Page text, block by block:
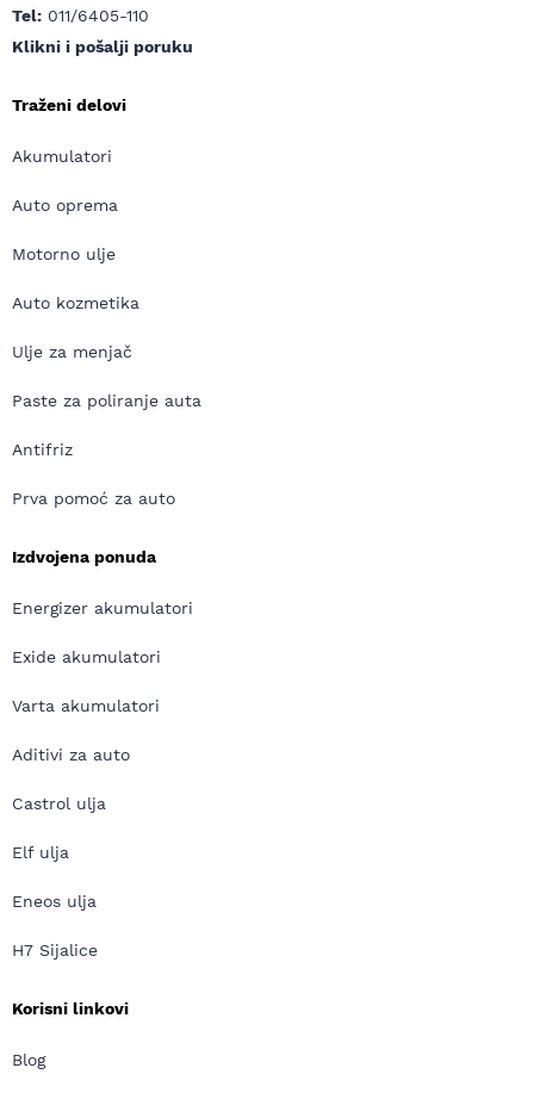
Tel: 011/6405-110
Klikni i pošalji poruku
Traženi delovi
Akumulatori
Auto oprema
Motorno ulje
Auto kozmetika
Ulje za menjač
Paste za poliranje auta
Antifriz
Prva pomoć za auto
Izdvojena ponuda
Energizer akumulatori
Exide akumulatori
Varta akumulatori
Aditivi za auto
Castrol ulja
Elf ulja
Eneos ulja
H7 Sijalice
Korisni linkovi
Blog